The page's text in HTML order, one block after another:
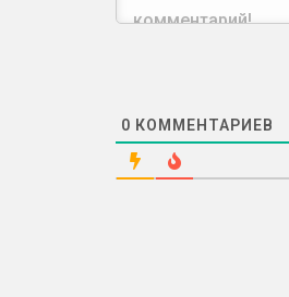
0 КОММЕНТАРИЕВ